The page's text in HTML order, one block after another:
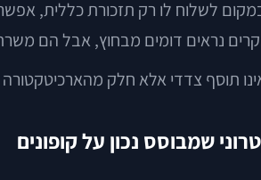
נראים דומים מבחוץ, אבל הם
תוסף צדדי אלא חלק
שמבוסס נכון על קופונים